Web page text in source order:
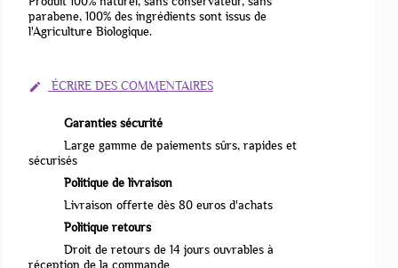
parabene, 100% des ingrédients sont issus de
l'Agriculture Biologique.
 ÉCRIRE DES COMMENTAIRES
Garanties sécurité
Large gamme de paiements sûrs, rapides et
sécurisés
Politique de livraison
Livraison offerte dès 80 euros d'achats
Politique retours
Droit de retours de 14 jours ouvrables à
réception de la commande